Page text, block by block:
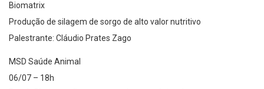
Biomatrix
Produção de silagem de sorgo de alto valor nutritivo
Palestrante: Cláudio Prates Zago
MSD Saúde Animal
06/07 – 18h